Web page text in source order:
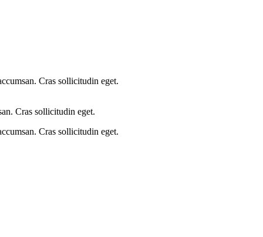
Cras sollicitudin eget.
Cras sollicitudin eget.
Cras sollicitudin eget.